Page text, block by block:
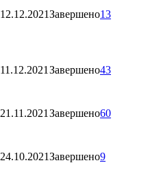
12.12.2021Завершено13
11.12.2021 Завершено43
21.11.2021 Завершено60
24.10.2021Завершено9